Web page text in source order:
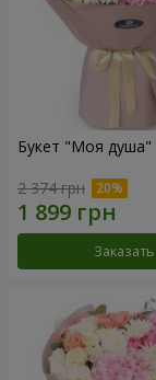
Букет "Моя душа"
2 374 грн
Заказать